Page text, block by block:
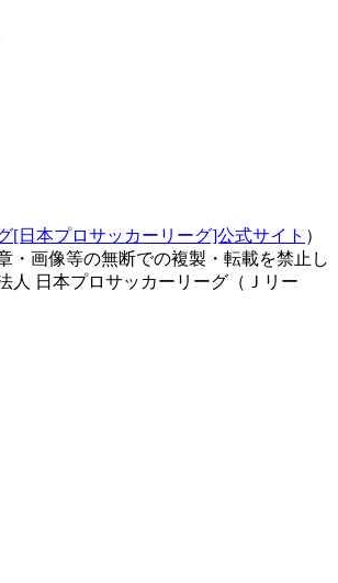
[日本プロサッカーリーグ]公式サイト ）
・画像等の無断での複製・転載を禁止し
人 日本プロサッカーリーグ（Ｊリー